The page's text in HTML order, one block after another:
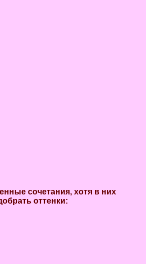
сочетания, хотя в них
оттенки: